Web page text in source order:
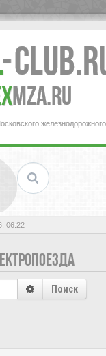
-
MZA.RU
железнодорожного
06:22
Поиск